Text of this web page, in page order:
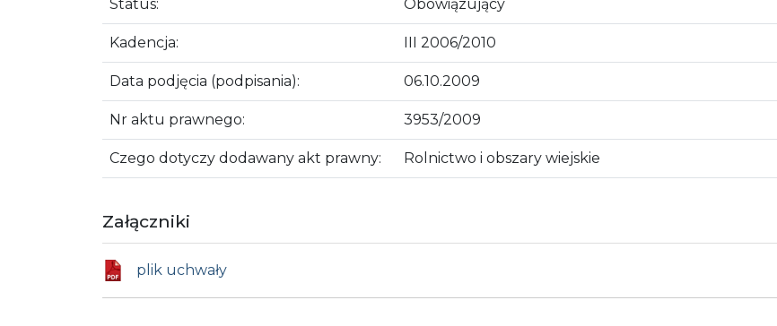
Status: Obowiązujący
Kadencja: III 2006/2010
Data podjęcia (podpisania): 06.10.2009
Nr aktu prawnego: 3953/2009
Czego dotyczy dodawany akt prawny: Rolnictwo i obszary wiejskie
Załączniki
plik uchwały